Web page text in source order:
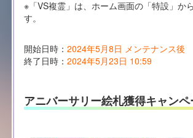
※「VS複霊」は、ホーム画面の「特設」か
す。
開始日時： 2024年5月8日 メンテナンス後
終了日時： 2024年5月23日 10:59
アニバーサリー絵札獲得キャン